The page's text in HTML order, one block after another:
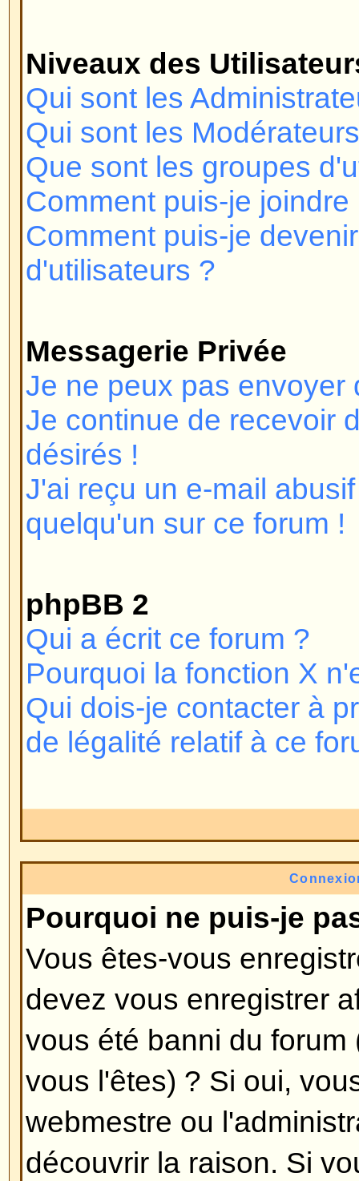
phpBB 2
Qui a écrit ce forum ?
Pourquoi la fonction X n'est pas
Qui dois-je contacter à propos
de légalité relatif à ce forum ?
Vous êtes-vous enregistré ?
devez vous enregistrer afin de
vous été banni du forum (un
vous l'êtes) ? Si oui, vous
webmestre ou l'administrateur
découvrir la raison. Si vous
vous n'êtes pas banni et que
d'utilisateur et mot de passe.
que vient le problème, si cela
pas, contactez l'administrateur
le forum ait été mal configuré.
Revenir en haut
Pourquoi n'ai-je pas besoin
de vous enregistrer pour poster
certains forums. Toutefois,
donnera accès à des fonctions
disponibles pour les invités tels
image avatar, une messagerie
des amis, l'inscription à un
L'enregistrement prend
est donc recommandé de le
Revenir en haut
Pourquoi suis-je déconnecté